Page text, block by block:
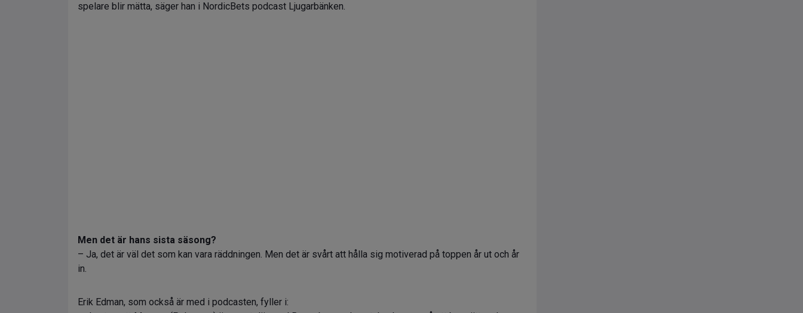
spelare blir mätta, säger han i NordicBets podcast Ljugarbänken.
Men det är hans sista säsong?
– Ja, det är väl det som kan vara räddningen. Men det är svårt att hålla sig motiverad på toppen år ut och år
in.
Erik Edman, som också är med i podcasten, fyller i: